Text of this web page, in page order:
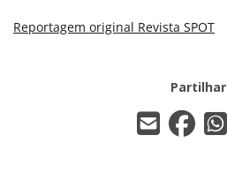
Reportagem original Revista SPOT
Partilhar